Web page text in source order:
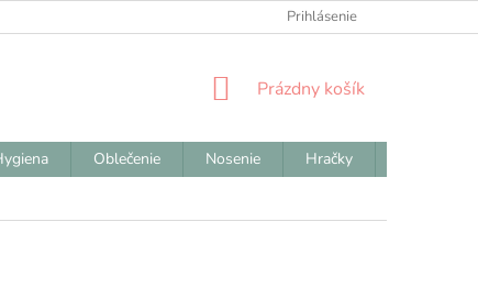
PODMIENKY ODSTÚPENIE OD ZMLUVY
Prihlásenie
NÁKUPNÝ
Prázdny košík
Oblečenie Nosenie Hračky